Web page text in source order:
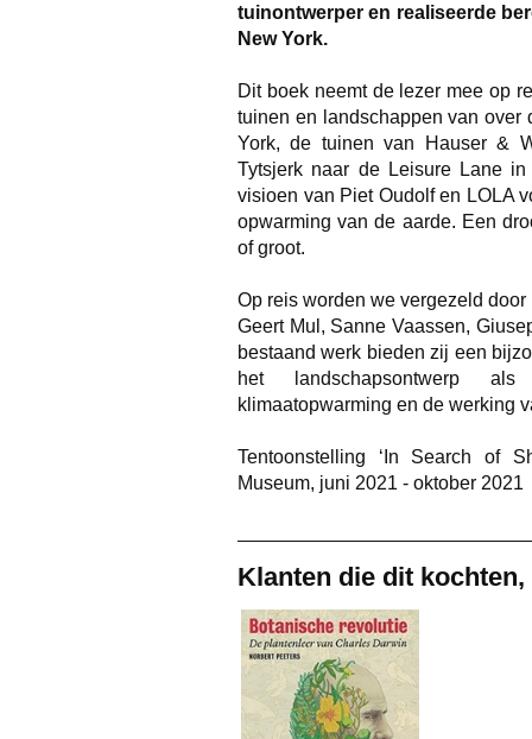
tuinontwerper en realiseerde
New York.
Dit boek neemt de lezer mee op
tuinen en landschappen van
York, de tuinen van Hauser &
Tytsjerk naar de Leisure Lane
visioen van Piet Oudolf en LOLA
opwarming van de aarde. Een
of groot.
Op reis worden we vergezeld
Geert Mul, Sanne Vaassen,
bestaand werk bieden zij een
het landschapsontwerp
klimaatopwarming en de werking
Tentoonstelling ‘In Search of
Museum, juni 2021 - oktober 2021
Klanten die dit